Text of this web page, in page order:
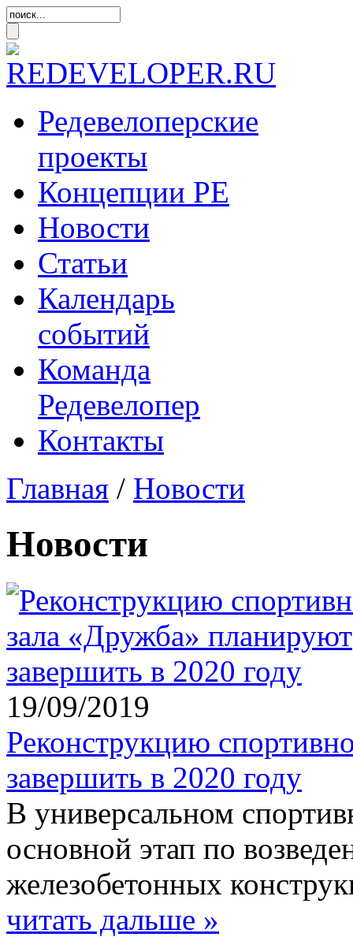
Редевелоперские
проекты
Концепции РЕ
Новости
Статьи
Календарь
событий
Команда
Редевелопер
Контакты
Главная / Новости
Новости
19/09/2019
Реконструкцию
завершить в 2020 году
В универсальном
основной этап по
железобетонных
читать дальше »